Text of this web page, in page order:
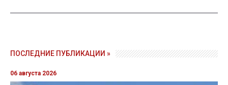
ПОСЛЕДНИЕ ПУБЛИКАЦИИ »
06 августа 2026